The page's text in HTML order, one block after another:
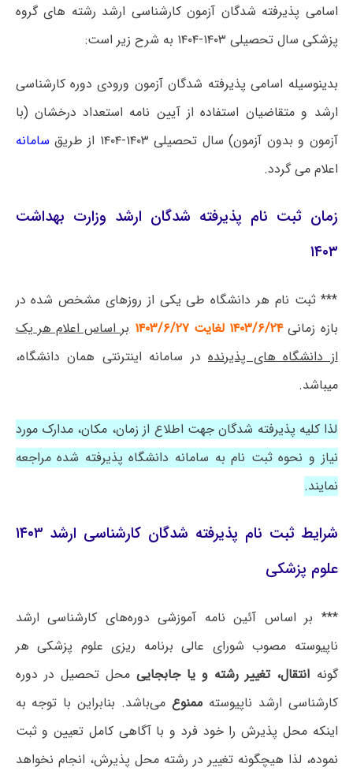
اسامی پذیرفته شدگان آزمون کارشناسی ارشد رشته های گروه
پزشکی سال تحصیلی ۱۴۰۳-۱۴۰۴
به شرح زیر است:
بدینوسیله اسامی پذیرفته شدگان آزمون ورودی دوره کارشناسی
ارشد و متقاضیان استفاده از آیین نامه استعداد درخشان (با
آزمون و بدون آزمون) سال تحصیلی ۱۴۰۳-۱۴۰۴ از طریق سامانه
اعلام می گردد.
زمان ثبت نام پذیرفته شدگان ارشد وزارت بهداشت
۱۴۰۳
*** ثبت نام هر دانشگاه طی یکی از روزهای مشخص شده در
بازه زمانی۱۴۰۳/۶/۲۴ لغایت ۱۴۰۳/۶/۲۷
بر اساس اعلام هر یک
از دانشگاه های پذیرنده در سامانه اینترنتی همان دانشگاه،
میباشد.
لذا کلیه پذیرفته شدگان جهت اطلاع از زمان، مکان، مدارک مورد
نیاز و نحوه ثبت نام به سامانه دانشگاه پذیرفته شده مراجعه
نمایند.
شرایط ثبت نام پذیرفته شدگان کارشناسی ارشد ۱۴۰۳
علوم پزشکی
*** بر اساس آئین نامه آموزشی دوره‌های کارشناسی ارشد
ناپیوسته مصوب شورای عالی برنامه ریزی علوم پزشکی هر
گونه انتقال، تغییر رشته و یا جابجایی محل تحصیل در دوره
کارشناسی ارشد ناپیوستهممنوع می‌باشد. بنابراین با توجه به
اینکه محل پذیرش را خود فرد و با آگاهی کامل تعیین و ثبت
نموده، لذا هیچگونه تغییر در رشته محل پذیرش، انجام نخواهد